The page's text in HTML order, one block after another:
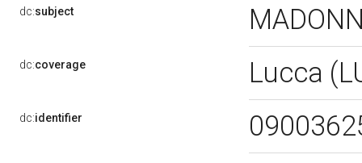
dc:subject
dc:coverage Lucca
dc:identifier